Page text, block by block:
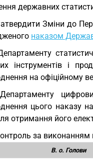
державних
Зміни до
наказом
інструментів і
на офіційному
цього наказу
отримання його
за виконанням
В. о. Голови